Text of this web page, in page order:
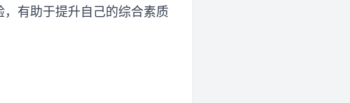
有助于提升自己的综合素质